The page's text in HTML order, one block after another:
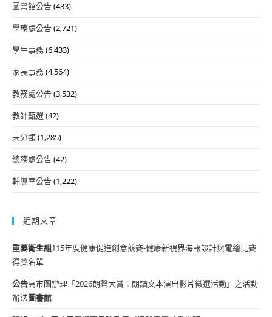
圖書館公告(433)
學務處公告(2,721)
學生事務(6,433)
家長事務(4,564)
教務處公告(3,532)
教師甄選(42)
未分類(1,285)
總務處公告(42)
輔導室公告(1,222)
近期文章
重要衛生組115年度健康促進創意競賽-健康新視界海報設計與電繪比賽
得獎名單
公告高市圖辦理「2026朗聲大賞：朗讀文本演出影片徵選活動」之活動
辦法圖書館